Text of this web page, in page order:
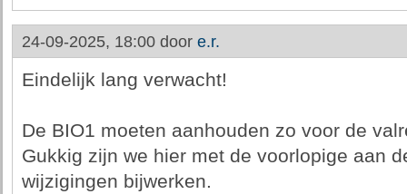
24-09-2025, 18:00 door e.r.
Eindelijk lang verwacht!
De BIO1 moeten aanhouden zo voor de
Gukkig zijn we hier met de voorlopige aan
wijzigingen bijwerken.